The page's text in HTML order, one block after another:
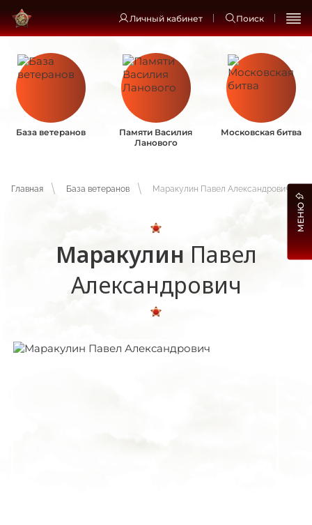
Личный кабинет Поиск
База ветеранов
Памяти Василия
Ланового
Московская битва
Главная База ветеранов Маракулин Павел Александрович
Маракулин Павел
Александрович
МЕНЮ